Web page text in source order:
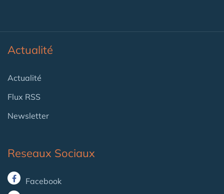
Actualité
Actualité
Flux RSS
Newsletter
Reseaux Sociaux
Facebook